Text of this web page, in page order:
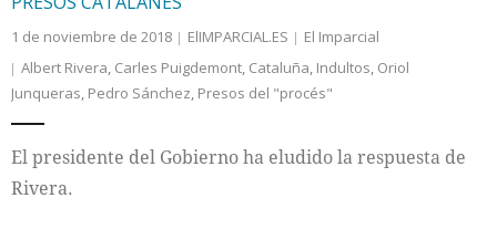
Colaboradores
Cultura
1 de noviembre de 2018 ElIMPARCIAL.ES
El Imparcial
Albert Rivera, Carles Puigdemont, Cataluña, Indultos, Oriol
Junqueras, Pedro Sánchez, Presos del "procés"
El presidente del Gobierno ha eludido la respuesta de
Rivera.